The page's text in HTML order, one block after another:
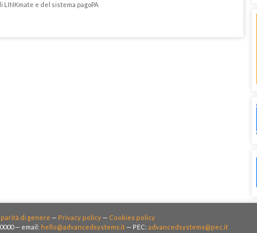
e del sistema pagoPA
di genere — Privacy policy — Cookies policy
— email: hello@advancedsystems.it — PEC: advancedsystems@pec.it